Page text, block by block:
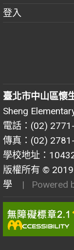
登入
臺北市中山區懷
Sheng
電話：(02)
傳真：(02)
學校地址：
版權所有 ©
學
| Powered